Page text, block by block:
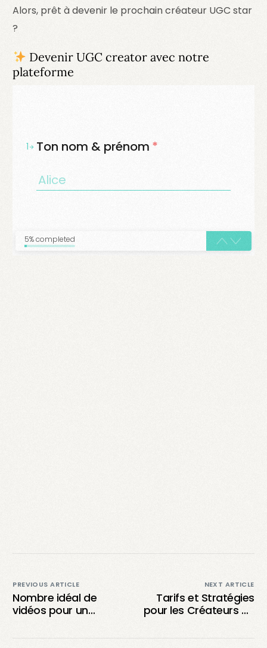
Alors, prêt à devenir le prochain créateur UGC star
?
Devenir UGC creator avec notre
plateforme
1 Ton nom & prénom *
5% completed
PREVIOUS ARTICLE
Nombre idéal de
vidéos pour un
conseils essentiels
NEXT ARTICLE
Tarifs et Stratégies
pour les Créateurs de
Complet pour Fixer